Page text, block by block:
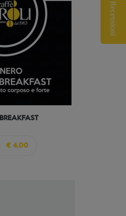
€ 4,00
Recensioni